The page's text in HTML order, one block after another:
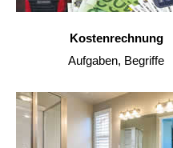
Kostenrechnung
Aufgaben, Begriffe